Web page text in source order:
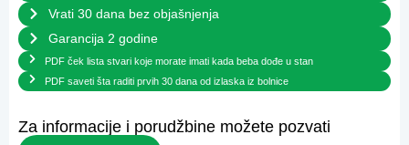
Vrati 30 dana bez objašnjenja
Garancija 2 godine
PDF ček lista stvari koje morate imati kada beba dođe u stan
PDF saveti šta raditi prvih 30 dana od izlaska iz bolnice
Za informacije i porudžbine možete pozvati